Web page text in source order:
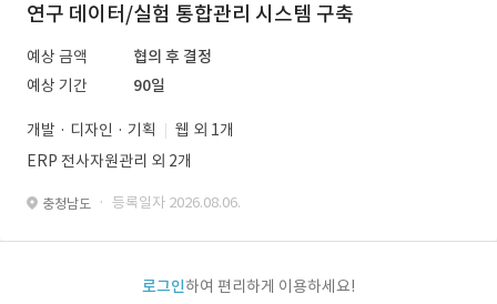
연구 데이터/실험 통합관리 시스템 구축
예상 금액
협의 후 결정
예상 기간
90일
개발 · 디자인 · 기획
웹 외 1개
ERP 전사자원관리 외 2개
충청남도 · 등록일자 2026.08.06.
로그인하여 편리하게 이용하세요!